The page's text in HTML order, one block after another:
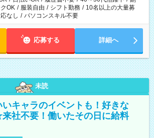
OK / 服装自由 / シフト勤務 / 10名以上の大量募
なし / パソコンスキル不要
応募する 詳細へ
未読
キャラのイベントも！好きな
社不要！働いたその日に給料